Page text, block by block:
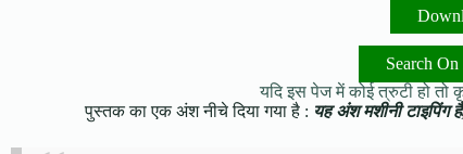
Search
यदि इस पेज में कोई त्रुटी हो तो
पुस्तक का एक अंश नीचे दिया गया है : यह अंश मशीनी टाइपिंग